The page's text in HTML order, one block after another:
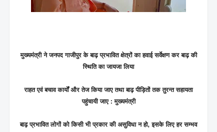
मुख्यमंत्री ने जनपद गाजीपुर के बाढ़ प्रभावित क्षेत्रों का हवाई सर्वेक्षण कर बाढ़ की
स्थिति का जायजा लिया
राहत एवं बचाव कार्यों और तेज किया जाए तथा बाढ़ पीड़ितों तक तुरन्त सहायता
पहुंचायी जाए : मुख्यमंत्री
बाढ़ प्रभावित लोगों को किसी भी प्रकार की असुविधा न हो, इसके लिए हर सम्भव